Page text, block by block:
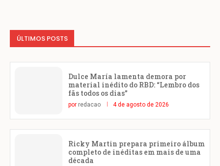
ÚLTIMOS POSTS
Dulce María lamenta demora por
material inédito do RBD: “Lembro dos
fãs todos os dias”
por redacao 4 de agosto de 2026
Ricky Martin prepara primeiro álbum
completo de inéditas em mais de uma
década